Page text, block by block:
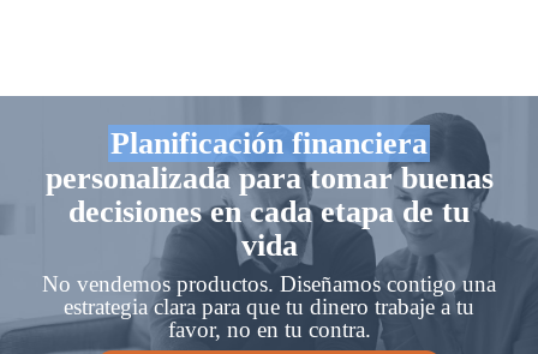
Planificación financiera
personalizada para tomar buenas
decisiones en cada etapa de tu
vida
No vendemos productos. Diseñamos contigo una
estrategia clara para que tu dinero trabaje a tu
favor, no en tu contra.